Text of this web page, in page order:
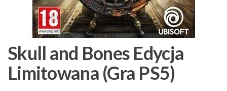
Skull and Bones Edycja
Limitowana (Gra PS5)